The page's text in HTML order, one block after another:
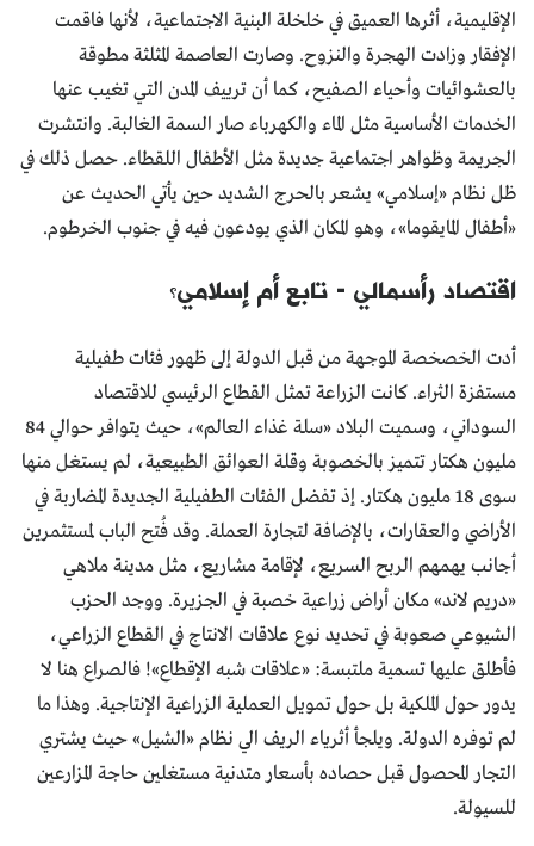
الإقليمية، أثرها العميق في خلخلة البنية الاجتماعية، لأنها فاقمت
الإفقار وزادت الهجرة والنزوح. وصارت العاصمة المثلثة مطوقة
بالعشوائيات وأحياء الصفيح، كما أن ترييف المدن التي تغيب عنها
الخدمات الأساسية مثل الماء والكهرباء صار السمة الغالبة. وانتشرت
الجريمة وظواهر اجتماعية جديدة مثل الأطفال اللقطاء. حصل ذلك في
ظل نظام «إسلامي» يشعر بالحرج الشديد حين يأتي الحديث عن
«أطفال المايقوما»، وهو المكان الذي يودعون فيه في جنوب الخرطوم.
اقتصاد رأسمالي - تابع أم إسلامي؟
أدت الخصخصة الموجهة من قبل الدولة إلى ظهور فئات طفيلية
مستفزة الثراء. كانت الزراعة تمثل القطاع الرئيسي للاقتصاد
السوداني، وسميت البلاد «سلة غذاء العالم»، حيث يتوافر حوالي 84
مليون هكتار تتميز بالخصوبة وقلة العوائق الطبيعية، لم يستغل منها
سوى 18 مليون هكتار. إذ تفضل الفئات الطفيلية الجديدة المضاربة في
الأراضي والعقارات، بالإضافة لتجارة العملة. وقد فُتح الباب لمستثمرين
أجانب يهمهم الربح السريع، لإقامة مشاريع، مثل مدينة ملاهي
«دريم لاند» مكان أراض زراعية خصبة في الجزيرة. ووجد الحزب
الشيوعي صعوبة في تحديد نوع علاقات الانتاج في القطاع الزراعي،
فأطلق عليها تسمية ملتبسة: «علاقات شبه الإقطاع»! فالصراع هنا لا
يدور حول الملكية بل حول تمويل العملية الزراعية الإنتاجية. وهذا ما
لم توفره الدولة. ويلجأ أثرياء الريف الي نظام «الشيل» حيث يشتري
التجار المحصول قبل حصاده بأسعار متدنية مستغلين حاجة المزارعين
للسيولة.